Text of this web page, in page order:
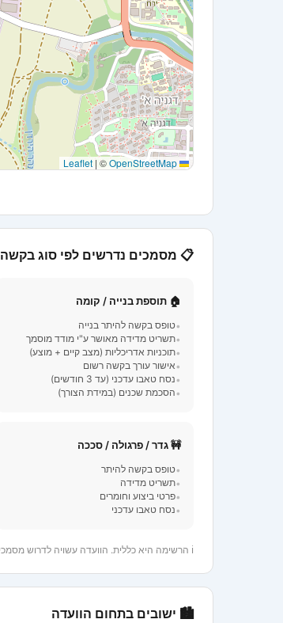
| ©OpenStreetMap
📋 מסמכים נדרשים לפי סוג בקשה
🏠 תוספת בנייה / קומה
טופס בקשה להיתר בנייה
תשריט מדידה מאושר ע"י מודד מוסמך
תוכניות אדריכליות (מצב קיים + מוצע)
אישור עורך בקשה רשום
נסח טאבו עדכני (עד 3 חודשים)
הסכמת שכנים (במידת הצורך)
🚧 גדר / פרגולה / סככה
טופס בקשה להיתר
תשריט מדידה
פרטי ביצוע וחומרים
נסח טאבו עדכני
ℹ️ הרשימה היא כללית. הוועדה עשויה לדרוש מסמכים נוספים בהתאם למאפייני הבקשה. מומלץ לבדוק מול
🏙 ישובים בתחום הוועדה